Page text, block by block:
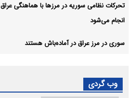
تحرکات نظامی سوریه در مرزها با هماهنگی عراق
انجام می‌شود
سوری در مرز عراق در آماده‌باش هستند
وب گردی